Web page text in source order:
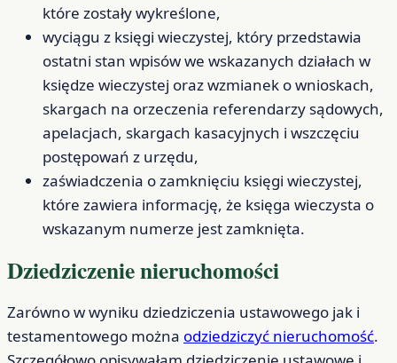
które zostały wykreślone,
wyciągu z księgi wieczystej, który przedstawia
ostatni stan wpisów we wskazanych działach w
księdze wieczystej oraz wzmianek o wnioskach,
skargach na orzeczenia referendarzy sądowych,
apelacjach, skargach kasacyjnych i wszczęciu
postępowań z urzędu,
zaświadczenia o zamknięciu księgi wieczystej,
które zawiera informację, że księga wieczysta o
wskazanym numerze jest zamknięta.
Dziedziczenie nieruchomości
Zarówno w wyniku dziedziczenia ustawowego jak i
testamentowego można odziedziczyć nieruchomość.